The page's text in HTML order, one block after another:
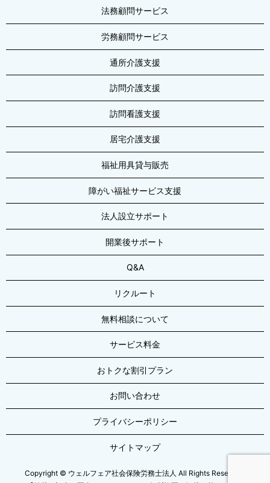
法務顧問サービス
労務顧問サービス
通所介護支援
訪問介護支援
訪問看護支援
居宅介護支援
福祉用具貸与販売
障がい福祉サービス支援
法人設立サポート
開業後サポート
Q&A
リクルート
無料相談について
サービス料金
おトクな割引プラン
お問い合わせ
プライバシーポリシー
サイトマップ
Copyright © ウェルフェア社会保険労務士法人 All Rights Reserved.